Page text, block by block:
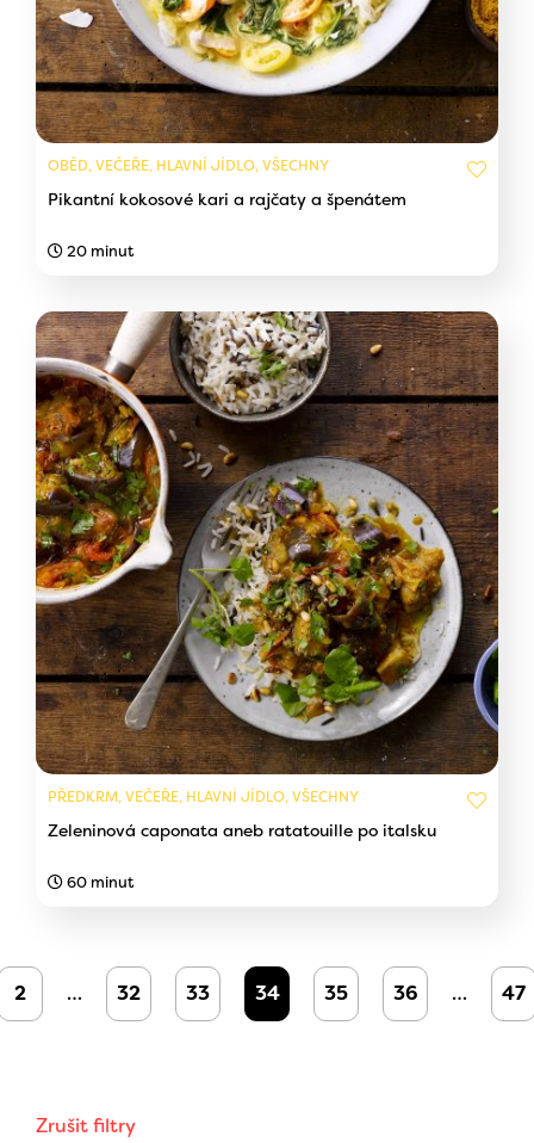
Zrušit filtry
OBĚD, VEČEŘE, HLAVNÍ JÍDLO, VŠECHNY
Pikantní kokosové kari a rajčaty a špenátem
20 minut
PŘEDKRM, VEČEŘE, HLAVNÍ JÍDLO, VŠECHNY
Zeleninová caponata aneb ratatouille po italsku
60 minut
2 … 32 33 34 35 36 … 47